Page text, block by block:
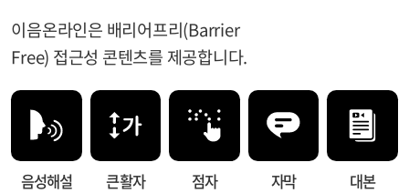
이음온라인은 배리어프리(Barrier
Free) 접근성 콘텐츠를 제공합니다.
음성해설 큰 활자 점자 자막 대본